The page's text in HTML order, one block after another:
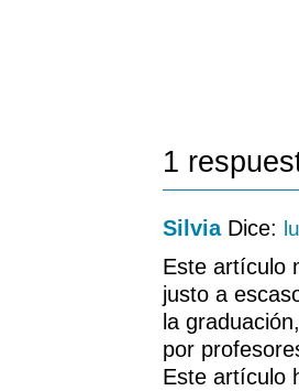
1
SilviaDice:
Este artículo
justo a
la
por
Este artículo